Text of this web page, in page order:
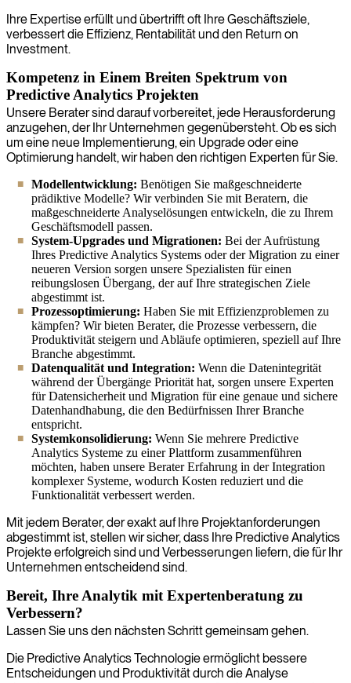
Ihre Expertise erfüllt und übertrifft oft Ihre Geschäftsziele,
verbessert die Effizienz, Rentabilität und den Return on
Investment.
Kompetenz in Einem Breiten Spektrum von
Predictive Analytics Projekten
Unsere Berater sind darauf vorbereitet, jede Herausforderung
anzugehen, der Ihr Unternehmen gegenübersteht. Ob es sich
um eine neue Implementierung, ein Upgrade oder eine
Optimierung handelt, wir haben den richtigen Experten für Sie.
Modellentwicklung: Benötigen Sie maßgeschneiderte
prädiktive Modelle? Wir verbinden Sie mit Beratern, die
maßgeschneiderte Analyselösungen entwickeln, die zu Ihrem
Geschäftsmodell passen.
System-Upgrades und Migrationen: Bei der Aufrüstung
Ihres Predictive Analytics Systems oder der Migration zu einer
neueren Version sorgen unsere Spezialisten für einen
reibungslosen Übergang, der auf Ihre strategischen Ziele
abgestimmt ist.
Prozessoptimierung: Haben Sie mit Effizienzproblemen zu
kämpfen? Wir bieten Berater, die Prozesse verbessern, die
Produktivität steigern und Abläufe optimieren, speziell auf Ihre
Branche abgestimmt.
Datenqualität und Integration: Wenn die Datenintegrität
während der Übergänge Priorität hat, sorgen unsere Experten
für Datensicherheit und Migration für eine genaue und sichere
Datenhandhabung, die den Bedürfnissen Ihrer Branche
entspricht.
Systemkonsolidierung: Wenn Sie mehrere Predictive
Analytics Systeme zu einer Plattform zusammenführen
möchten, haben unsere Berater Erfahrung in der Integration
komplexer Systeme, wodurch Kosten reduziert und die
Funktionalität verbessert werden.
Mit jedem Berater, der exakt auf Ihre Projektanforderungen
abgestimmt ist, stellen wir sicher, dass Ihre Predictive Analytics
Projekte erfolgreich sind und Verbesserungen liefern, die für Ihr
Unternehmen entscheidend sind.
Bereit, Ihre Analytik mit Expertenberatung zu
Verbessern?
Lassen Sie uns den nächsten Schritt gemeinsam gehen.
Die Predictive Analytics Technologie ermöglicht bessere
Entscheidungen und Produktivität durch die Analyse